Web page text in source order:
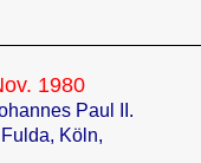
1980
Paul II.
Köln,